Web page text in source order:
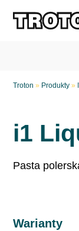
Troton » Produkty »
i1
Pasta
Warianty